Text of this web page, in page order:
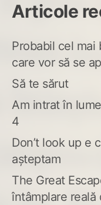
Articole
Probabil cel mai
care vor să se
Să te sărut
Am intrat în
4
Don’t look up e
așteptam
The Great
întâmplare reală